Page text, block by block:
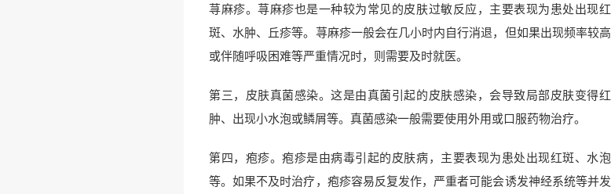
荨麻疹。荨麻疹也是一种较为常见的皮肤过敏反应，主要表现为患处出现红
斑、水肿、丘疹等。荨麻疹一般会在几小时内自行消退，但如果出现频率较高
或伴随呼吸困难等严重情况时，则需要及时就医。
第三，皮肤真菌感染。这是由真菌引起的皮肤感染，会导致局部皮肤变得红
肿、出现小水泡或鳞屑等。真菌感染一般需要使用外用或口服药物治疗。
第四，疱疹。疱疹是由病毒引起的皮肤病，主要表现为患处出现红斑、水泡
等。如果不及时治疗，疱疹容易反复发作，严重者可能会诱发神经系统等并发